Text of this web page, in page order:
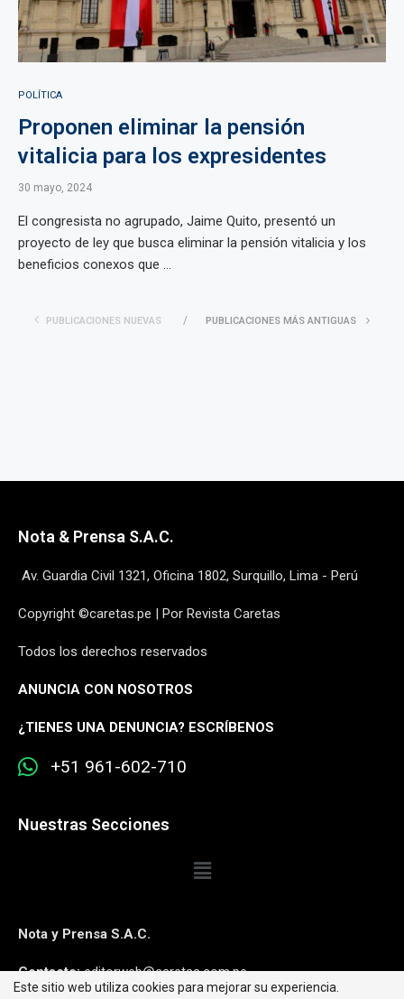
POLÍTICA
Proponen eliminar la pensión
vitalicia para los expresidentes
30 mayo, 2024
El congresista no agrupado, Jaime Quito, presentó un
proyecto de ley que busca eliminar la pensión vitalicia y los
beneficios conexos que ...
PUBLICACIONES NUEVAS PUBLICACIONES MÁS ANTIGUAS
Nota & Prensa S.A.C.
Av. Guardia Civil 1321, Oficina 1802, Surquillo, Lima - Perú
Copyright ©caretas.pe | Por Revista Caretas
Todos los derechos reservados
ANUNCIA CON NOSOTROS
¿TIENES UNA DENUNCIA? ESCRÍBENOS
+51 961-602-710
Nuestras Secciones
Nota y Prensa S.A.C.
Contacto:editorweb@caretas.com.pe
Este sitio web utiliza cookies para mejorar su experiencia.